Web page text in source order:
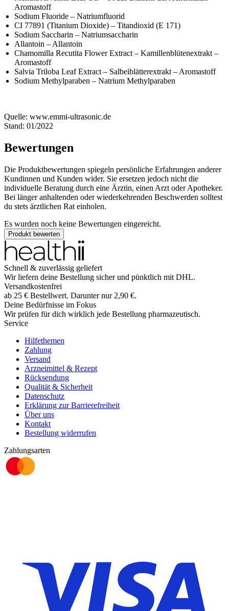
Aromastoff
Sodium Fluoride – Natriumfluorid
CI 77891 (Titanium Dioxide) – Titandioxid (E 171)
Sodium Saccharin – Natriumsaccharin
Allantoin – Allantoin
Chamomilla Recutita Flower Extract – Kamillenblütenextrakt –
Aromastoff
Salvia Triloba Leaf Extract – Salbeiblätterextrakt – Aromastoff
Sodium Methylparaben – Natrium Methylparaben
Quelle: www.emmi-ultrasonic.de
Stand: 01/2022
Bewertungen
Die Produktbewertungen spiegeln persönliche Erfahrungen anderer
Kundinnen und Kunden wider. Sie ersetzen jedoch nicht die
individuelle Beratung durch eine Ärztin, einen Arzt oder Apotheker.
Bei länger anhaltenden oder wiederkehrenden Beschwerden solltest
du stets ärztlichen Rat einholen.
Es wurden noch keine Bewertungen eingereicht.
Produkt bewerten
Schnell & zuverlässig geliefert
Wir liefern deine Bestellung sicher und pünktlich mit DHL.
Versandkostenfrei
ab 25 € Bestellwert. Darunter nur 2,90 €.
Deine Bedürfnisse im Fokus
Wir prüfen für dich wirklich jede Bestellung pharmazeutisch.
Service
Hilfethemen
Zahlung
Versand
Arzneimittel & Rezept
Rücksendung
Qualität & Sicherheit
Datenschutz
Erklärung zur Barrierefreiheit
Über uns
Kontakt
Bestellung widerrufen
Zahlungsarten